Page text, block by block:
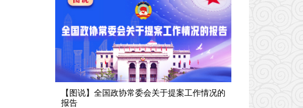
【图说】全国政协常委会关于提案工作情况的
报告